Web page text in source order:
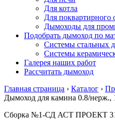
Для котла
Для поквартирного
Дымоходы для
Подобрать дымоход по
Системы стальных
Системы
Галерея наших работ
Рассчитать дымоход
Главная страница › Каталог ›
Дымоход для камина 0.8/нерж.,
Сборка №1-СД АСТ ПРОЕКТ